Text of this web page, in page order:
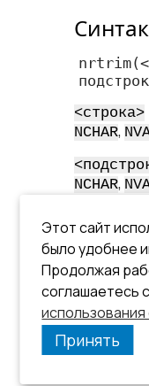
nrtrim
<​строка​>
NCHAR,
NCHAR,
Из
символы,
> .
См.
Этот сайт
было удобнее
Продолжая
соглашаетесь
Принять